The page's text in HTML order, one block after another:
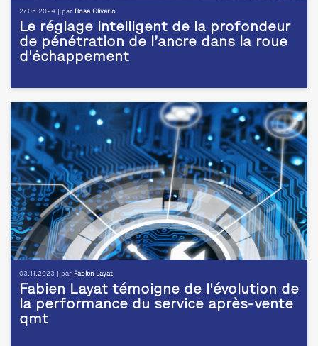
27.05.2024 | par Rosa Oliverio
Le réglage intelligent de la profondeur
de pénétration de l’ancre dans la roue
d'échappement
03.11.2023 | par Fabien Layat
Fabien Layat témoigne de l'évolution de
la performance du service après-vente
qmt